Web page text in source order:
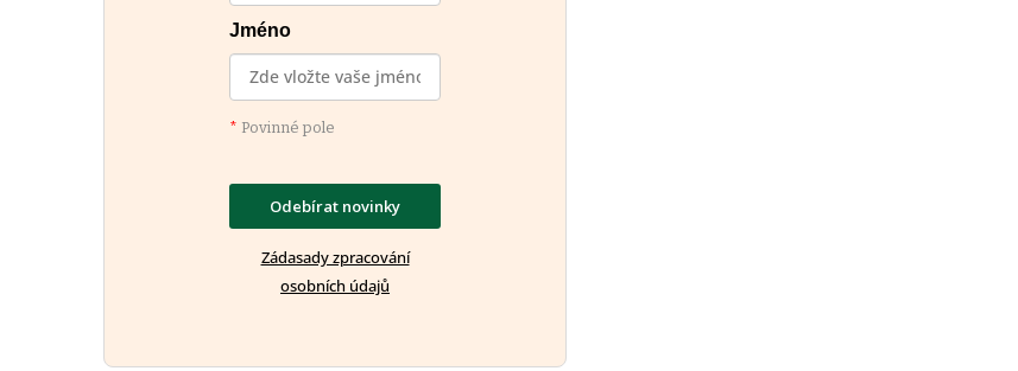
Jméno
* Povinné pole
Odebírat novinky
Zádasady zpracování
osobních údajů